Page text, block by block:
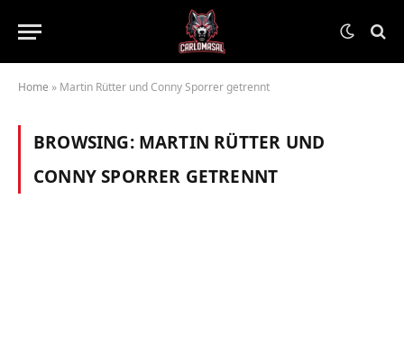
Home » Martin Rütter und Conny Sporrer getrennt
BROWSING: MARTIN RÜTTER UND
CONNY SPORRER GETRENNT